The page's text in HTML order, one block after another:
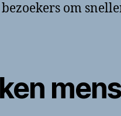
om